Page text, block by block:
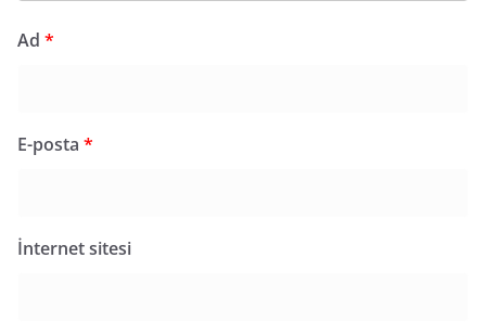
Ad *
E-posta *
İnternet sitesi